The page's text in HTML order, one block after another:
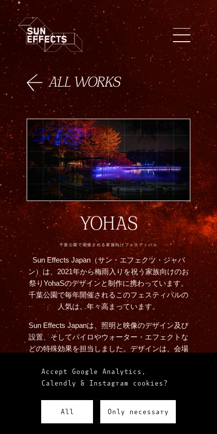
ENG FIN 日本語
YOHAS
千葉公園で開催される家族向けフェスティバル
Sun Effects Japan（サン・エフェクツ・ジャパ
ン）は、2021年から梅雨入りを祝う家族向けのお
祭りYohaSのデザインと制作に携わっています。
千葉公園で毎年開催されるこのフェスティバルの
人気は、年々高まっています。
Sun Effects Japanは、照明と映像のデザイン及び
設置、そしてパイロやウォーター・エフェクトな
どの特殊効果を担当しました。デザインは、会場
出すという野心に導かれています。
Accept Google Analytics,
Calendly & Instagram cookies?
All Only necessary